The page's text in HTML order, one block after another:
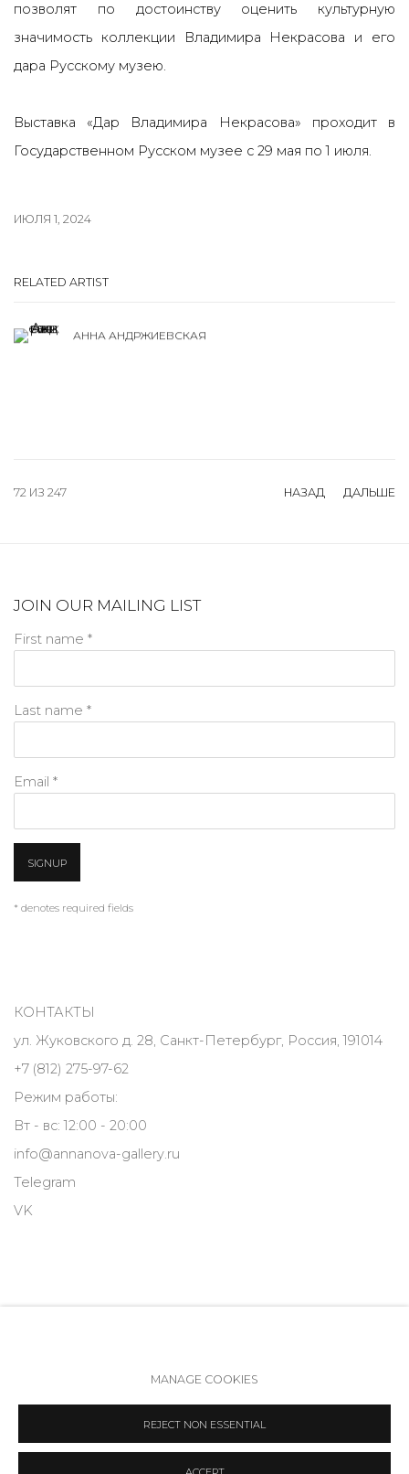
позволят по достоинству оценить культурную
значимость коллекции Владимира Некрасова и его
дара Русскому музею.
Выставка «Дар Владимира Некрасова» проходит в
Государственном Русском музее с 29 мая по 1 июля.
ИЮЛЯ 1, 2024
RELATED ARTIST
АННА АНДРЖИЕВСКАЯ
НАЗАД ДАЛЬШЕ
72 ИЗ 247
JOIN OUR MAILING LIST
First name *
Last name *
Email *
SIGNUP
* denotes required fields
КОНТАКТЫ
ул. Жуковского д. 28, Санкт-Петербург, Россия, 191014
+7 (812) 275-97-62
Режим работы:
Вт - вс: 12:00 - 20:00
info@annanova-gallery.ru
Telegram
VK
COPYRIGHT © 2026 ANNA NOVA GALLERY SITE BY ARTLOGIC
MANAGE COOKIES
REJECT NON ESSENTIAL